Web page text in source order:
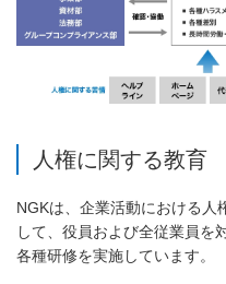
人権に関する教育
NGKは、企業活動における人
して、役員および全従業員を
各種研修を実施しています。